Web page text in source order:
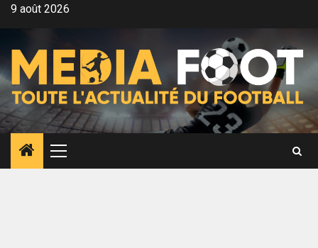
Aller9 août 2026
Menu
principal